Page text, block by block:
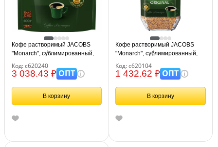
Кофе растворимый JACOBS
"Monarch", сублимированный,
Код: с620240
3 038.43 ₽ОПТ
В корзину
Кофе растворимый JACOBS
"Monarch", сублимированный,
8050934
Код: с620104
1 432.62 ₽ОПТ
В корзину